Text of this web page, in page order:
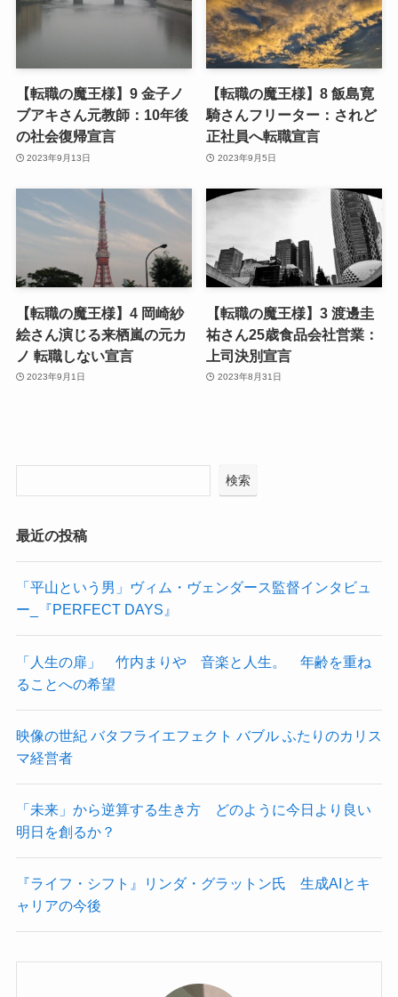
【転職の魔王様】9 金子ノ
ブアキさん元教師：10年後
の社会復帰宣言
2023年9月13日
【転職の魔王様】8 飯島寛
騎さんフリーター：されど
正社員へ転職宣言
2023年9月5日
【転職の魔王様】4 岡崎紗
絵さん演じる来栖嵐の元カ
ノ 転職しない宣言
2023年9月1日
【転職の魔王様】3 渡邊圭
祐さん25歳食品会社営業：
上司決別宣言
2023年8月31日
検索
最近の投稿
「平山という男」ヴィム・ヴェンダース監督インタビュ
ー_『PERFECT DAYS』
「人生の扉」 竹内まりや 音楽と人生。 年齢を重ね
ることへの希望
映像の世紀 バタフライエフェクト バブル ふたりのカリス
マ経営者
「未来」から逆算する生き方 どのように今日より良い
明日を創るか？
『ライフ・シフト』リンダ・グラットン氏 生成AIとキ
ャリアの今後